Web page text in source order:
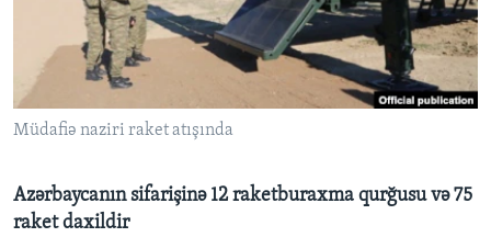
BIZI IZLƏYIN
Müdafiə naziri raket atışında
Azərbaycanın sifarişinə 12 raketburaxma qurğusu və 75
raket daxildir